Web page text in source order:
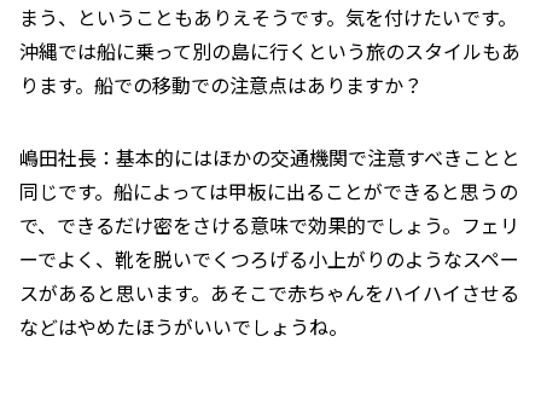
まう、ということもありえそうです。気を付けたいです。
沖縄では船に乗って別の島に行くという旅のスタイルもあ
ります。船での移動での注意点はありますか？
嶋田社長：基本的にはほかの交通機関で注意すべきことと
同じです。船によっては甲板に出ることができると思うの
で、できるだけ密をさける意味で効果的でしょう。フェリ
ーでよく、靴を脱いでくつろげる小上がりのようなスペー
スがあると思います。あそこで赤ちゃんをハイハイさせる
などはやめたほうがいいでしょうね。